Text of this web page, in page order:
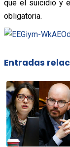
que el suicidio y
obligatoria.
Entradas